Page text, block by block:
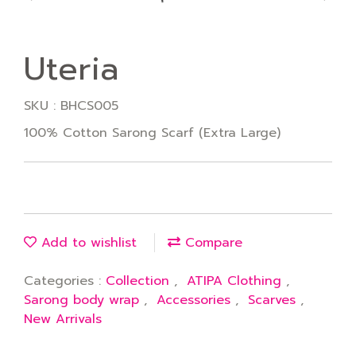
Uteria
SKU : BHCS005
100% Cotton Sarong Scarf (Extra Large)
Add to wishlist
Compare
Categories : Collection , ATIPA Clothing ,
Sarong body wrap , Accessories , Scarves ,
New Arrivals